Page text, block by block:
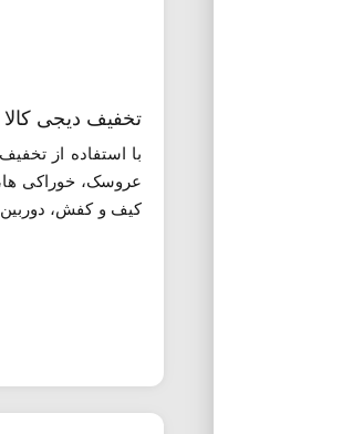
تخفیف دیجی کالا تا 50 درصد ویژه روز عشق و
با استفاده از
عروسک، خوراکی
کیف و کفش، دوربین